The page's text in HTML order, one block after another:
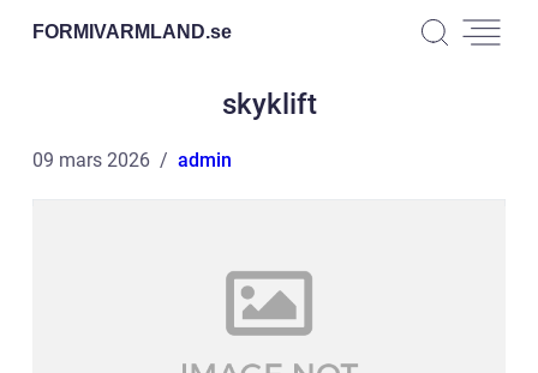
FORMIVARMLAND.se
skyklift
09 mars 2026 admin